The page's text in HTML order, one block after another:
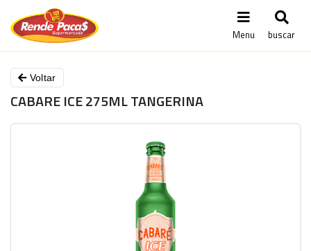
Menu buscar
Voltar
CABARE ICE 275ML TANGERINA